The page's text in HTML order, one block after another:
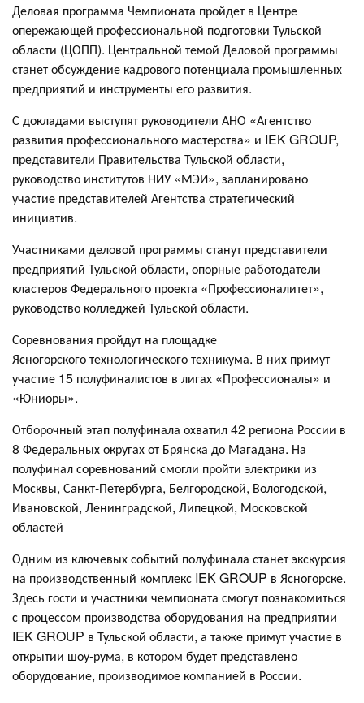
Деловая программа Чемпионата пройдет в Центре
опережающей профессиональной подготовки Тульской
области (ЦОПП). Центральной темой Деловой программы
станет обсуждение кадрового потенциала промышленных
предприятий и инструменты его развития.
С докладами выступят руководители АНО «Агентство
развития профессионального мастерства» и IEK GROUP,
представители Правительства Тульской области,
руководство институтов НИУ «МЭИ», запланировано
участие представителей Агентства стратегический
инициатив.
Участниками деловой программы станут представители
предприятий Тульской области, опорные работодатели
кластеров Федерального проекта «Профессионалитет»,
руководство колледжей Тульской области.
Соревнования пройдут на площадке
Ясногорского технологического техникума. В них примут
участие 15 полуфиналистов в лигах «Профессионалы» и
«Юниоры».
Отборочный этап полуфинала охватил 42 региона России в
8 Федеральных округах от Брянска до Магадана. На
полуфинал соревнований смогли пройти электрики из
Москвы, Санкт-Петербурга, Белгородской, Вологодской,
Ивановской, Ленинградской, Липецкой, Московской
областей
Одним из ключевых событий полуфинала станет экскурсия
на производственный комплекс IEK GROUP в Ясногорске.
Здесь гости и участники чемпионата смогут познакомиться
с процессом производства оборудования на предприятии
IEK GROUP в Тульской области, а также примут участие в
открытии шоу-рума, в котором будет представлено
оборудование, производимое компанией в России.